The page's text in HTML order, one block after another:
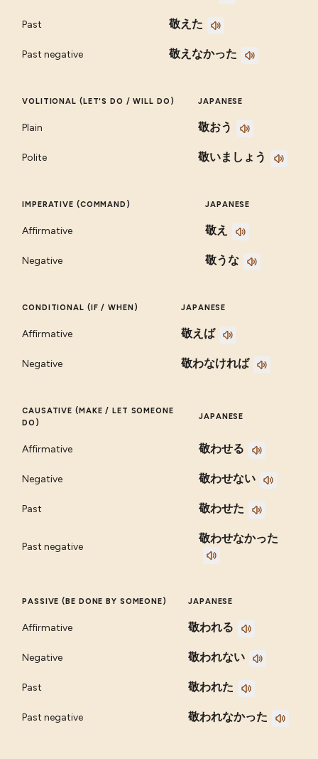
Past 敬えた
Past negative 敬えなかった
VOLITIONAL (LET'S DO / WILL DO) JAPANESE
Plain 敬おう
Polite 敬いましょう
IMPERATIVE (COMMAND) JAPANESE
Affirmative 敬え
Negative 敬うな
CONDITIONAL (IF / WHEN) JAPANESE
Affirmative 敬えば
Negative 敬わなければ
CAUSATIVE (MAKE / LET SOMEONE
DO)
JAPANESE
Affirmative 敬わせる
Negative 敬わせない
Past 敬わせた
Past negative
敬わせなかった
PASSIVE (BE DONE BY SOMEONE) JAPANESE
Affirmative 敬われる
Negative 敬われない
Past 敬われた
Past negative 敬われなかった